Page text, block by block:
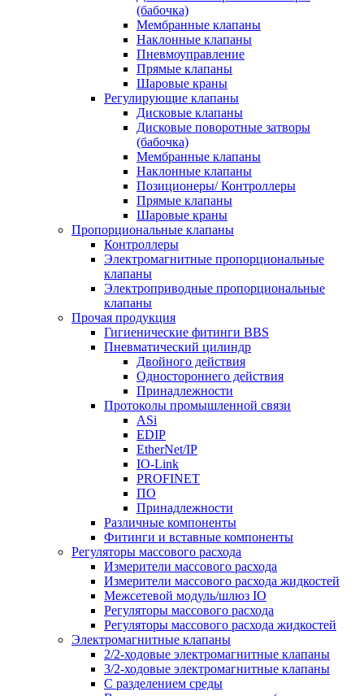
(бабочка)
Мембранные клапаны
Наклонные клапаны
Пневмоуправление
Прямые клапаны
Шаровые краны
Регулирующие клапаны
Дисковые клапаны
Дисковые поворотные затворы
(бабочка)
Мембранные клапаны
Наклонные клапаны
Позиционеры/ Контроллеры
Прямые клапаны
Шаровые краны
Пропорциональные клапаны
Контроллеры
Электромагнитные пропорциональные
клапаны
Электроприводные пропорциональные
клапаны
Прочая продукция
Гигиенические фитинги BBS
Пневматический цилиндр
Двойного действия
Одностороннего действия
Принадлежности
Протоколы промышленной связи
ASi
EDIP
EtherNet/IP
IO-Link
PROFINET
ПО
Принадлежности
Различные компоненты
Фитинги и вставные компоненты
Регуляторы массового расхода
Измерители массового расхода
Измерители массового расхода жидкостей
Межсетевой модуль/шлюз IO
Регуляторы массового расхода
Регуляторы массового расхода жидкостей
Электромагнитные клапаны
2/2-ходовые электромагнитные клапаны
3/2-ходовые электромагнитные клапаны
C разделением среды